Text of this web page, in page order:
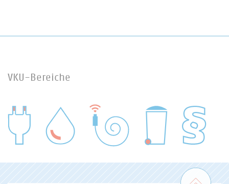
VKU-Bereiche
WASSER/ABWASSER
Zum